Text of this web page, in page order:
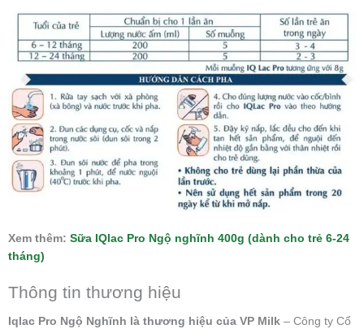
Xem thêm: Sữa IQlac Pro Ngộ nghĩnh 400g (dành cho trẻ 6-24
tháng)
Thông tin thương hiệu
Iqlac Pro Ngộ Nghĩnh là thương hiệu của VP Milk – Công ty Cổ